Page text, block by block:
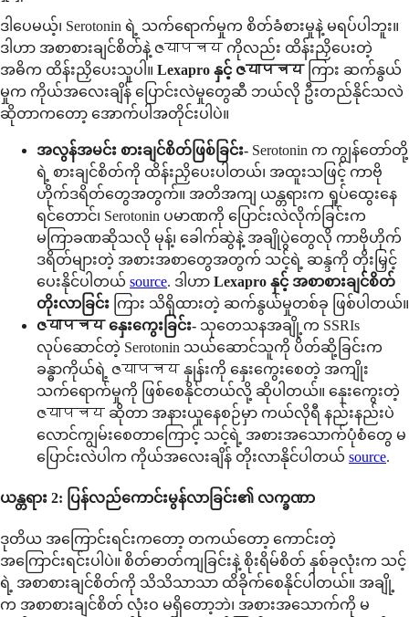
ဒါပေမယ့်၊ Serotonin ရဲ့ သက်ရောက်မှုက စိတ်ခံစားမှုနဲ့ မရပ်ပါဘူး။
ဒါဟာ အစာစားချင်စိတ်နဲ့ ဇयापचय ကိုလည်း ထိန်းညှိပေးတဲ့
အဓိက ထိန်းညှိပေးသူပါ။ Lexapro နှင့် ဇयापचयကြား ဆက်နွယ်
မှုက ကိုယ်အလေးချိန် ပြောင်းလဲမှုတွေဆီ ဘယ်လို ဦးတည်နိုင်သလဲ
ဆိုတာကတော့ အောက်ပါအတိုင်းပါပဲ။
အလွန်အမင်း စားချင်စိတ်ဖြစ်ခြင်း- Serotonin က ကျွန်တော်တို့
ရဲ့ စားချင်စိတ်ကို ထိန်းညှိပေးပါတယ်၊ အထူးသဖြင့် ကာဗို
ဟိုက်ဒရိတ်တွေအတွက်။ အတိအကျ ယန္တရားက ရှုပ်ထွေးနေ
ရင်တောင်၊ Serotonin ပမာဏကို ပြောင်းလဲလိုက်ခြင်းက
မကြာခဏဆိုသလို မုန့်၊ ခေါက်ဆွဲနဲ့ အချိုပွဲတွေလို ကာဗိုဟိုက်
ဒရိတ်များတဲ့ အစားအစာတွေအတွက် သင့်ရဲ့ ဆန္ဒကို တိုးမြှင့်
ပေးနိုင်ပါတယ် source. ဒါဟာ Lexapro နှင့် အစာစားချင်စိတ်
တိုးလာခြင်း ကြား သိရှိထားတဲ့ ဆက်နွယ်မှုတစ်ခု ဖြစ်ပါတယ်။
ဇयापचय နှေးကွေးခြင်း- သုတေသနအချို့က SSRIs
လုပ်ဆောင်တဲ့ Serotonin သယ်ဆောင်သူကို ပိတ်ဆို့ခြင်းက
ခန္ဓာကိုယ်ရဲ့ ဇयापचय နှုန်းကို နှေးကွေးစေတဲ့ အကျိုး
သက်ရောက်မှုကို ဖြစ်စေနိုင်တယ်လို့ ဆိုပါတယ်။ နှေးကွေးတဲ့
ဇयापचय ဆိုတာ အနားယူနေစဉ်မှာ ကယ်လိုရီ နည်းနည်းပဲ
လောင်ကျွမ်းစေတာကြောင့် သင့်ရဲ့ အစားအသောက်ပုံစံတွေ မ
ပြောင်းလဲပါက ကိုယ်အလေးချိန် တိုးလာနိုင်ပါတယ် source.
ယန္တရား 2: ပြန်လည်ကောင်းမွန်လာခြင်း၏ လက္ခဏာ
ဒုတိယ အကြောင်းရင်းကတော့ တကယ်တော့ ကောင်းတဲ့
အကြောင်းရင်းပါပဲ။ စိတ်ဓာတ်ကျခြင်းနဲ့ စိုးရိမ်စိတ် နှစ်ခုလုံးက သင့်
ရဲ့ အစာစားချင်စိတ်ကို သိသိသာသာ ထိခိုက်စေနိုင်ပါတယ်။ အချို့
က အစာစားချင်စိတ် လုံးဝ မရှိတော့ဘဲ၊ အစားအသောက်ကို မ